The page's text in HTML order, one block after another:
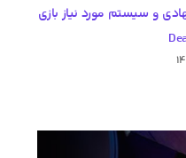
و سیستم مورد نیاز بازی